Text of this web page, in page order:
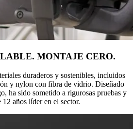
MONTAJE CERO.
duraderos y sostenibles, incluidos
y nylon con fibra de vidrio. Diseñado
ha sido sometido a rigurosas pruebas y
años líder en el sector.